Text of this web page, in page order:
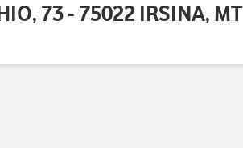
73 - 75022 IRSINA, MT